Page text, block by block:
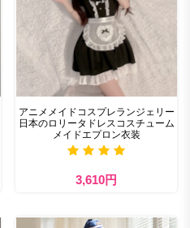
アニメメイドコスプレランジェリー
日本のロリータドレスコスチューム
メイドエプロン衣装
3,610円